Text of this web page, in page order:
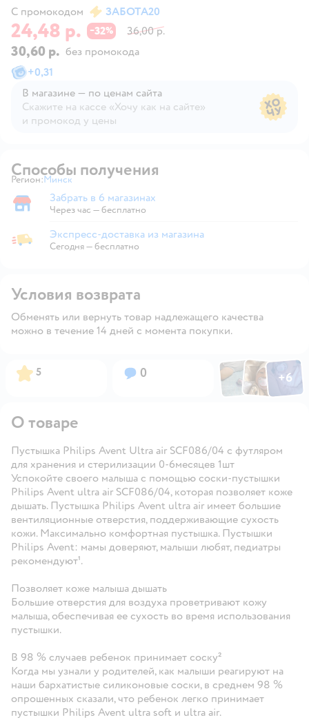
С промокодом ЗАБОТА20
24,48 р. −32% 36,00 р.
30,60 р. без промокода
+0,31
В магазине — по ценам сайта
Скажите на кассе «Хочу как на сайте»
и промокод у цены
Способы получения
Регион: Выбор адреса доставки.
Минск
Забрать в магазине
Забрать в 6 магазинах
Через час — бесплатно
Экспресс-доставка из магазина
Экспресс-доставка из магазина
Сегодня—бесплатно
Условия возврата
Обменять или вернуть товар надлежащего качества
можно в течение 14 дней с момента покупки.
Рейтинг:
5 Вопросов:
0 ФотоФотоФото
+6
Открыть
О товаре
Пустышка Philips Avent Ultra air SCF086/04 с футляром
для хранения и стерилизации 0-6месяцев 1шт
Успокойте своего малыша с помощью соски-пустышки
Philips Avent ultra air SCF086/04, которая позволяет коже
дышать. Пустышка Philips Avent ultra air имеет большие
вентиляционные отверстия, поддерживающие сухость
кожи. Максимально комфортная пустышка. Пустышки
Philips Avent: мамы доверяют, малыши любят, педиатры
рекомендуют¹.
Позволяет коже малыша дышать
Большие отверстия для воздуха проветривают кожу
малыша, обеспечивая ее сухость во время использования
пустышки.
В 98 % случаев ребенок принимает соску²
Когда мы узнали у родителей, как малыши реагируют на
наши бархатистые силиконовые соски, в среднем 98 %
опрошенных сказали, что ребенок легко принимает
пустышки Philips Avent ultra soft и ultra air.